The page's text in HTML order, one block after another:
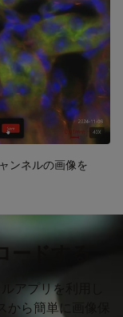
ンネルの画像を
ードする
アプリを利用し
ら簡単に画像保